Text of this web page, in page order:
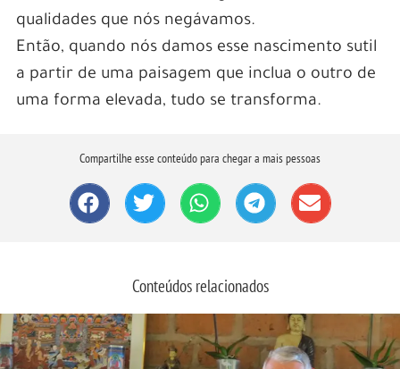
qualidades que nós negávamos.
Então, quando nós damos esse nascimento sutil
a partir de uma paisagem que inclua o outro de
uma forma elevada, tudo se transforma.
Compartilhe esse conteúdo para chegar a mais pessoas
Conteúdos relacionados